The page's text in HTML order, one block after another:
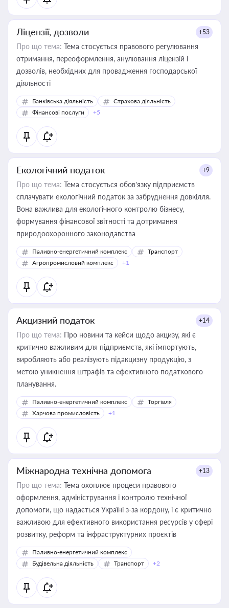
Ліцензії, дозволи +53
Про що тема: Тема стосується правового регулювання
отримання, переоформлення, анулювання ліцензій і
дозволів, необхідних для провадження господарської
діяльності
Банківська діяльність
Страхова діяльність
Фінансові послуги
+5
Екологічний податок +9
Про що тема: Тема стосується обов’язку підприємств
сплачувати екологічний податок за забруднення довкілля.
Вона важлива для екологічного контролю бізнесу,
формування фінансової звітності та дотримання
природоохоронного законодавства
Паливно-енергетичний комплекс
Транспорт
Агропромисловий комплекс
+1
Акцизний податок +14
Про що тема: Про новини та кейси щодо акцизу, які є
критично важливим для підприємств, які імпортують,
виробляють або реалізують підакцизну продукцію, з
метою уникнення штрафів та ефективного податкового
планування.
Паливно-енергетичний комплекс
Торгівля
Харчова промисловість
+1
Міжнародна технічна допомога +13
Про що тема: Тема охоплює процеси правового
оформлення, адміністрування і контролю технічної
допомоги, що надається Україні з-за кордону, і є критично
важливою для ефективного використання ресурсів у сфері
розвитку, реформ та інфраструктурних проєктів
Паливно-енергетичний комплекс
Будівельна діяльність
Транспорт +2